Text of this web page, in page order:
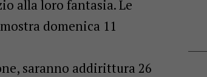
alla loro fantasia. Le
domenica 11
saranno addirittura 26